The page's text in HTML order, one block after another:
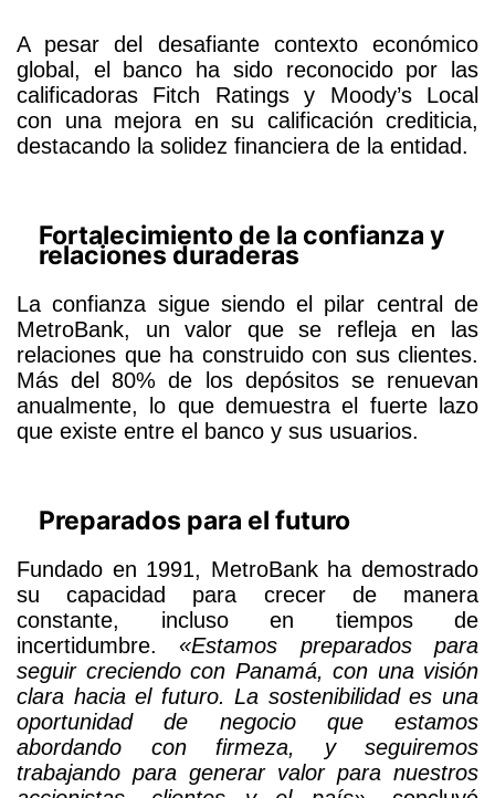
A pesar del desafiante contexto económico
global, el banco ha sido reconocido por las
calificadoras Fitch Ratings y Moody’s Local
con una mejora en su calificación crediticia,
destacando la solidez financiera de la entidad.
Fortalecimiento de la confianza y
relaciones duraderas
La confianza sigue siendo el pilar central de
MetroBank, un valor que se refleja en las
relaciones que ha construido con sus clientes.
Más del 80% de los depósitos se renuevan
anualmente, lo que demuestra el fuerte lazo
que existe entre el banco y sus usuarios.
Preparados para el futuro
Fundado en 1991, MetroBank ha demostrado
su capacidad para crecer de manera
constante, incluso en tiempos de
incertidumbre.«Estamos preparados para
seguir creciendo con Panamá, con una visión
clara hacia el futuro. La sostenibilidad es una
oportunidad de negocio que estamos
abordando con firmeza, y seguiremos
trabajando para generar valor para nuestros